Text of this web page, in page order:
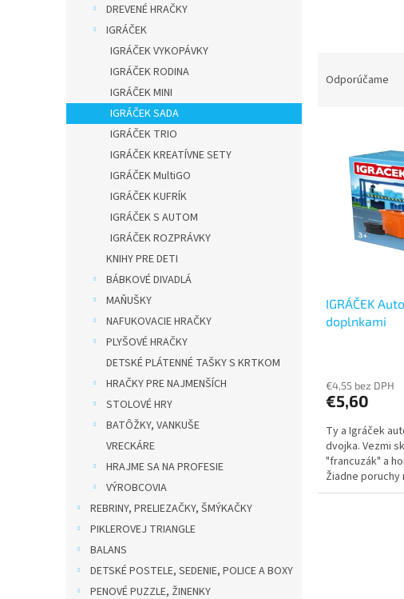
DREVENÉ HRAČKY
IGRÁČEK
IGRÁČEK VYKOPÁVKY
IGRÁČEK RODINA
IGRÁČEK MINI
IGRÁČEK SADA
IGRÁČEK TRIO
IGRÁČEK KREATÍVNE SETY
IGRÁČEK MultiGO
IGRÁČEK KUFRÍK
IGRÁČEK S AUTOM
IGRÁČEK ROZPRÁVKY
KNIHY PRE DETI
BÁBKOVÉ DIVADLÁ
MAŇUŠKY
NAFUKOVACIE HRAČKY
PLYŠOVÉ HRAČKY
DETSKÉ PLÁTENNÉ TAŠKY S KRTKOM
HRAČKY PRE NAJMENŠÍCH
STOLOVÉ HRY
BATÔŽKY, VANKUŠE
VRECKÁRE
HRAJME SA NA PROFESIE
VÝROBCOVIA
REBRINY, PRELIEZAČKY, ŠMÝKAČKY
PIKLEROVEJ TRIANGLE
BALANS
DETSKÉ POSTELE, SEDENIE, POLICE A BOXY
PENOVÉ PUZZLE, ŽINENKY
Odporúčame
IGRÁČEK
doplnkami
€4,55 bez DPH
€5,60
Ty a Igráček
dvojka. Vezmi
"francuzák" a
Žiadne
nebudú